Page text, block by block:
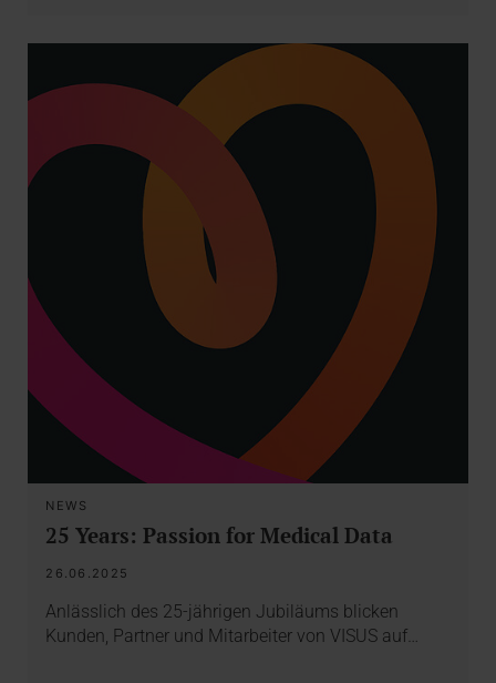
NEWS
25 Years: Passion for Medical Data
26.06.2025
Anlässlich des 25-jährigen Jubiläums blicken
Kunden, Partner und Mitarbeiter von VISUS auf…